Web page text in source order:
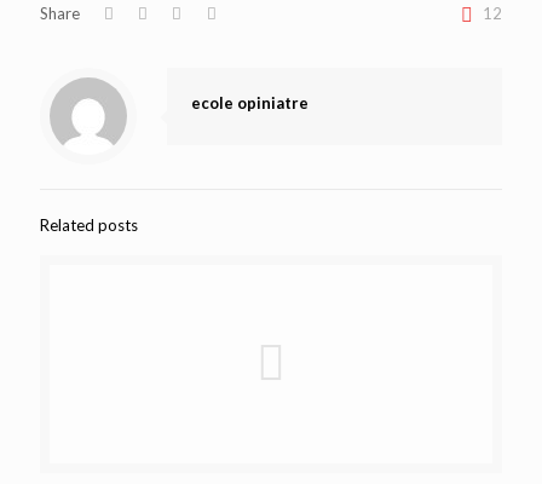
Share 12
ecole opiniatre
Related posts